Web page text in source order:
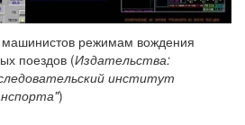
режимам вождения
поездов (Издательства:
институт
)